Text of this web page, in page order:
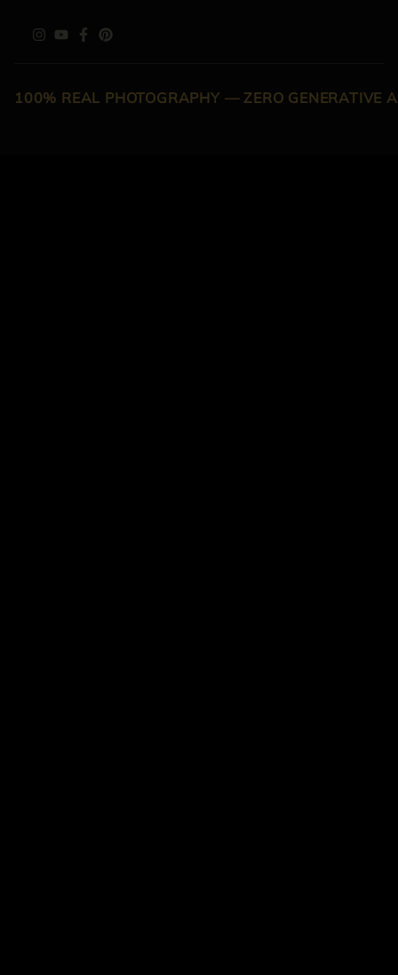
100% REAL PHOTOGRAPHY — ZERO GENERATIVE